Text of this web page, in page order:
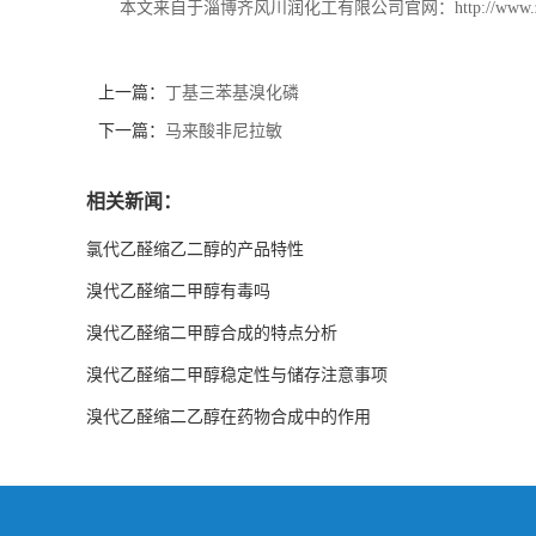
本文来自于淄博齐风川润化工有限公司官网：http://
上一篇： 丁基三苯基溴化磷
下一篇： 马来酸非尼拉敏
相关新闻：
氯代乙醛缩乙二醇的产品特性
溴代乙醛缩二甲醇有毒吗
溴代乙醛缩二甲醇合成的特点分析
溴代乙醛缩二甲醇稳定性与储存注意事项
溴代乙醛缩二乙醇在药物合成中的作用